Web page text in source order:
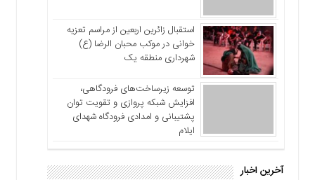
استقبال زائرین اربعین از مراسم تعزیه
خوانی در موکب محبان الرضا (ع)
شهرداری منطقه یک
توسعه زیرساخت‌های فرودگاهی،
افزایش شبکه پروازی و تقویت توان
پشتیبانی و امدادی فرودگاه شهدای
ایلام
آخرین اخبار